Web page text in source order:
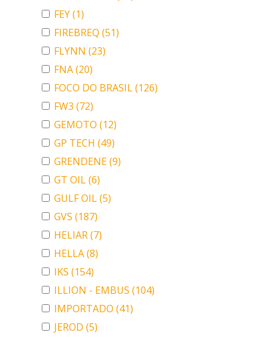
FEY(1)
FIREBREQ (51)
FLYNN (23)
FNA(20)
FOCO DO BRASIL(126)
FW3 (72)
GEMOTO (12)
GP TECH (49)
GRENDENE(9)
GT OIL(6)
GULF OIL(5)
GVS (187)
HELIAR(7)
HELLA(8)
IKS (154)
ILLION - EMBUS (104)
IMPORTADO (41)
JEROD (5)